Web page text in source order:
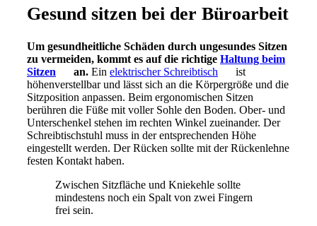
Gesund sitzen bei der Büroarbeit
Um gesundheitliche Schäden durch ungesundes Sitzen
zu vermeiden, kommt es auf die richtige Haltung beim
Sitzen
an. Ein elektrischer Schreibtisch
ist
höhenverstellbar und lässt sich an die Körpergröße und die
Sitzposition anpassen. Beim ergonomischen Sitzen
berühren die Füße mit voller Sohle den Boden. Ober- und
Unterschenkel stehen im rechten Winkel zueinander. Der
Schreibtischstuhl muss in der entsprechenden Höhe
eingestellt werden. Der Rücken sollte mit der Rückenlehne
festen Kontakt haben.
Zwischen Sitzfläche und Kniekehle sollte
mindestens noch ein Spalt von zwei Fingern
frei sein.